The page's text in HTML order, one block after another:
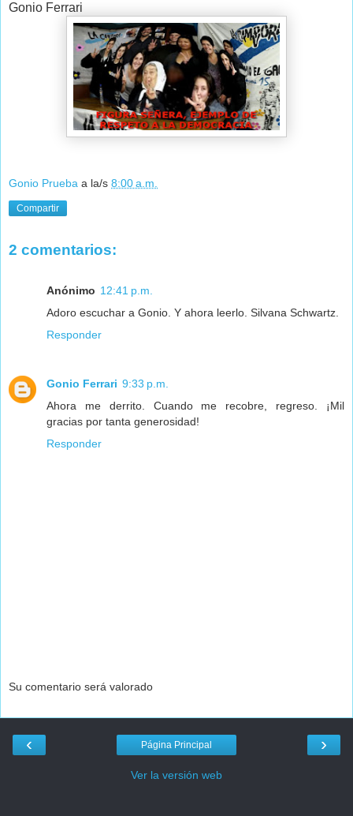
Gonio Ferrari
Gonio Prueba a la/s 8:00 a.m.
Compartir
2 comentarios:
Anónimo 12:41 p.m.
Adoro escuchar a Gonio. Y ahora leerlo. Silvana Schwartz.
Responder
Gonio Ferrari 9:33 p.m.
Ahora me derrito. Cuando me recobre, regreso. ¡Mil
gracias por tanta generosidad!
Responder
Su comentario será valorado
‹ ›
Página Principal
Ver la versión web